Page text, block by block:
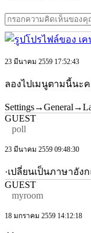
23 มีนาคม 2559 17:52:43
ลองไปเมนูตามนี้นะ
GUEST
poll
23 มีนาคม 2559 09:48:30
·เปลี่ยนเป็นภาษาอั
GUEST
myroom
18 มกราคม 2559 14:12:18